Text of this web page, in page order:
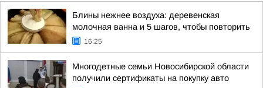
Блины нежнее воздуха: деревенская
молочная ванна и 5 шагов, чтобы повторить
16:25
Многодетные семьи Новосибирской области
получили сертификаты на покупку авто